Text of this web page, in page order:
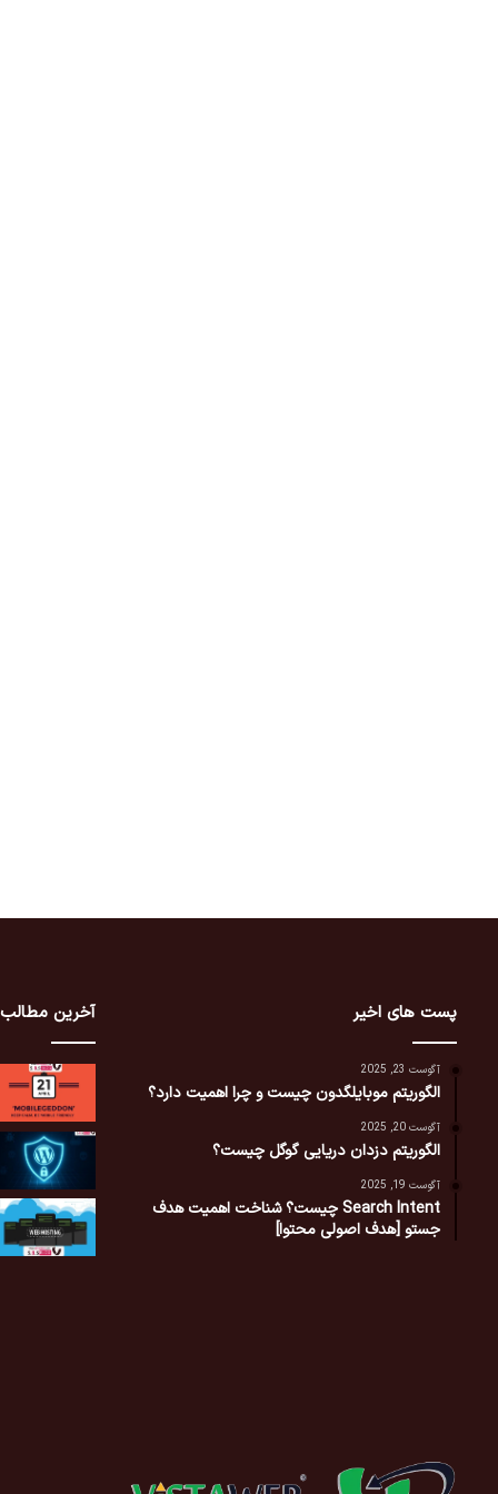
پست های اخیر
آگوست 23, 2025
الگوریتم موبایلگدون چیست و چرا اهمیت دارد؟
آگوست 20, 2025
الگوریتم دزدان دریایی گوگل چیست؟
آگوست 19, 2025
Search Intent چیست؟ شناخت اهمیت هدف
جستو [هدف اصولی محتوا]
آخرین مطالب